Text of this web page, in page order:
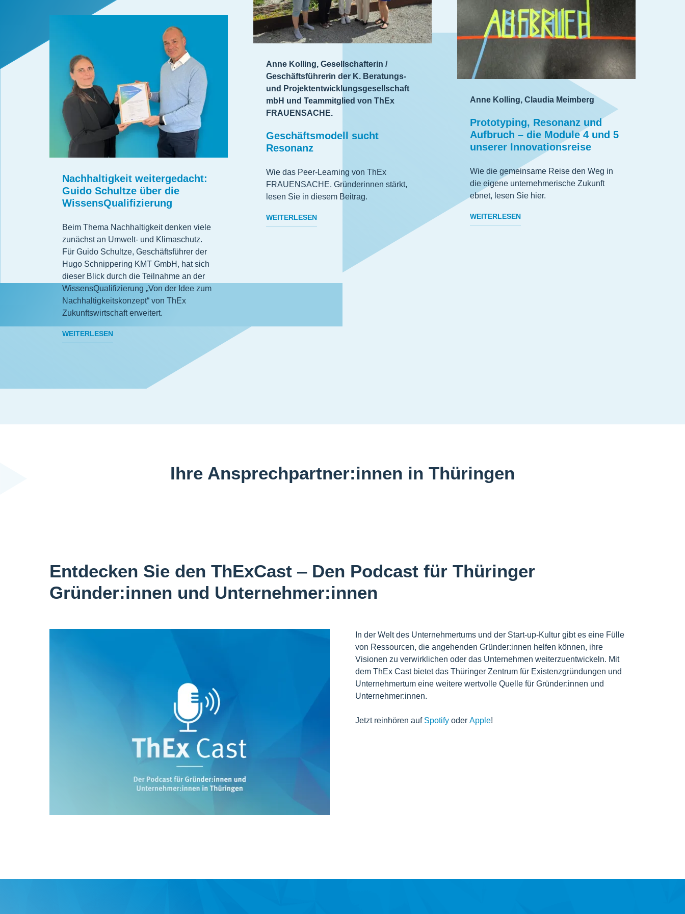
Nachhaltigkeit weitergedacht:
Guido Schultze über die
WissensQualifizierung
Beim Thema Nachhaltigkeit denken viele
zunächst an Umwelt- und Klimaschutz.
Für Guido Schultze, Geschäftsführer der
Hugo Schnippering KMT GmbH, hat sich
dieser Blick durch die Teilnahme an der
WissensQualifizierung „Von der Idee zum
Nachhaltigkeitskonzept“ von ThEx
Zukunftswirtschaft erweitert.
WEITERLESEN
Anne Kolling, Gesellschafterin /
Geschäftsführerin der K. Beratungs-
und Projektentwicklungsgesellschaft
mbH und Teammitglied von ThEx
FRAUENSACHE.
Geschäftsmodell sucht
Resonanz
Wie das Peer-Learning von ThEx
FRAUENSACHE. Gründerinnen stärkt,
lesen Sie in diesem Beitrag.
WEITERLESEN
Anne Kolling, Claudia Meimberg
Prototyping, Resonanz und
Aufbruch – die Module 4 und 5
unserer Innovationsreise
Wie die gemeinsame Reise den Weg in
die eigene unternehmerische Zukunft
ebnet, lesen Sie hier.
WEITERLESEN
Ihre Ansprechpartner:innen in Thüringen
Entdecken Sie den ThExCast ‒ Den Podcast für Thüringer
Gründer:innen und Unternehmer:innen
In der Welt des Unternehmertums und der Start-up-Kultur gibt es eine Fülle
von Ressourcen, die angehenden Gründer:innen helfen können, ihre
Visionen zu verwirklichen oder das Unternehmen weiterzuentwickeln. Mit
dem ThEx Cast bietet das Thüringer Zentrum für Existenzgründungen und
Unternehmertum eine weitere wertvolle Quelle für Gründer:innen und
Unternehmer:innen.
Jetzt reinhören auf Spotify oder Apple!